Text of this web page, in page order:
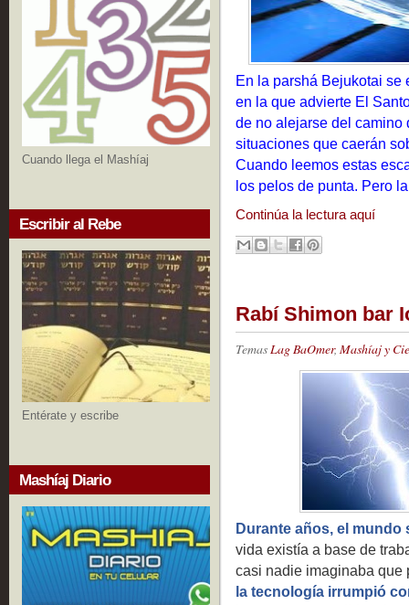
Cuando llega el Mashíaj
Escribir al Rebe
Entérate y escribe
Mashíaj Diario
En la parshá Bejukotai se
en la que advierte El
de no alejarse del camino
situaciones que caerán
Cuando leemos estas
los pelos de punta. Pero
Continúa la lectura aquí
Rabí Shimon bar
Temas Lag BaOmer, Mashíaj y
Durante años, el
vida existía a base de
casi nadie imaginaba que
la tecnología irrumpió